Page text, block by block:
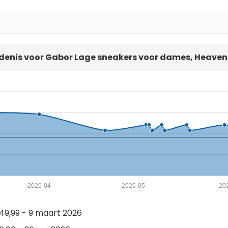
voor Gabor Lage sneakers voor dames, Heaven
2026-05
2026-04
- 9 maart 2026